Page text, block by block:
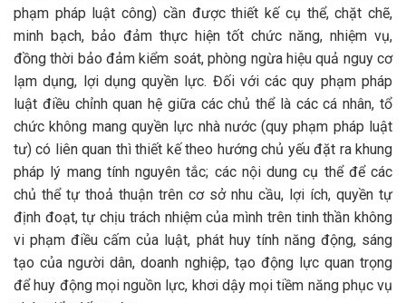
phạm pháp luật công) cần được thiết kế cụ thể, chặt chẽ,
minh bạch, bảo đảm thực hiện tốt chức năng, nhiệm vụ,
đồng thời bảo đảm kiểm soát, phòng ngừa hiệu quả nguy cơ
lạm dụng, lợi dụng quyền lực. Đối với các quy phạm pháp
luật điều chỉnh quan hệ giữa các chủ thể là các cá nhân, tổ
chức không mang quyền lực nhà nước (quy phạm pháp luật
tư) có liên quan thì thiết kế theo hướng chủ yếu đặt ra khung
pháp lý mang tính nguyên tắc; các nội dung cụ thể để các
chủ thể tự thoả thuận trên cơ sở nhu cầu, lợi ích, quyền tự
định đoạt, tự chịu trách nhiệm của mình trên tinh thần không
vi phạm điều cấm của luật, phát huy tính năng động, sáng
tạo của người dân, doanh nghiệp, tạo động lực quan trọng
để huy động mọi nguồn lực, khơi dậy mọi tiềm năng phục vụ